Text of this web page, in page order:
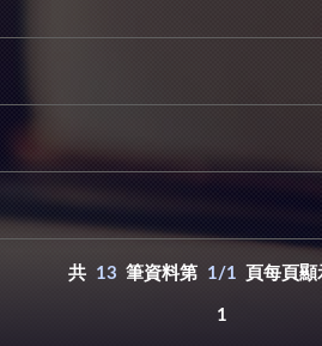
共 13 筆資料第 1/1 頁每頁
1